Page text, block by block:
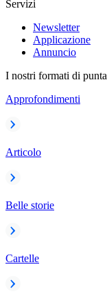
Servizi
Newsletter
Applicazione
Annuncio
I nostri formati di punta
Approfondimenti
Articolo
Belle storie
Cartelle